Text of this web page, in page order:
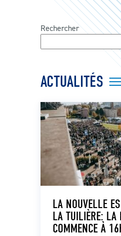
Rechercher
ACTUALITÉS
LA NOUVELLE
LA TUILIÈRE: LA
COMMENCE À